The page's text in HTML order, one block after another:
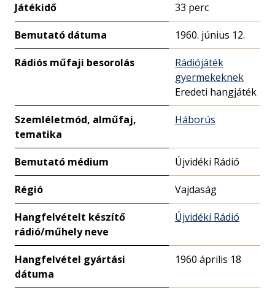
Játékidő 33 perc
Bemutató dátuma 1960. június 12.
Rádiós műfaji besorolás
Rádiójáték
gyermekeknek
Eredeti hangjáték
Szemléletmód, alműfaj,
tematika
Háborús
Bemutató médium Újvidéki Rádió
Régió Vajdaság
Hangfelvételt készítő
rádió/műhely neve
Újvidéki Rádió
Hangfelvétel gyártási
dátuma
1960 április 18